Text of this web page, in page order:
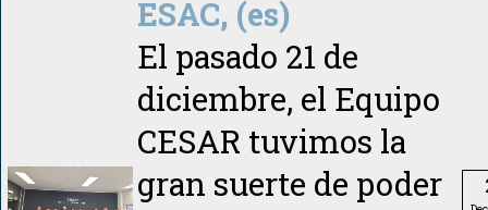
ESAC, (es)
El pasado 21 de
diciembre, el Equipo
CESAR tuvimos la
gran suerte de poder